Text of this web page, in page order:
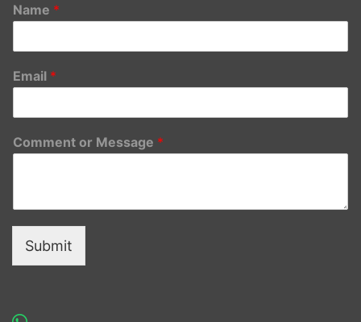
Name *
Email *
Comment or Message *
Submit